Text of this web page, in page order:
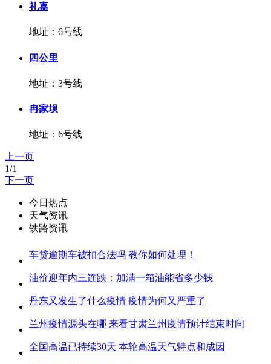
礼嘉
地址：6号线
四公里
地址：3号线
冉家坝
地址：6号线
上一页
1/1
下一页
今日热点
天气资讯
铁路资讯
车贷逾期车被扣合法吗 教你如何处理！
油价迎年内三连跌：加满一箱油能省多少钱
丹东又发生了什么疫情 疫情为何又严重了
兰州疫情源头在哪 来看甘肃兰州疫情预计结束时间
全国高温已持续30天 本轮高温天气特点和成因